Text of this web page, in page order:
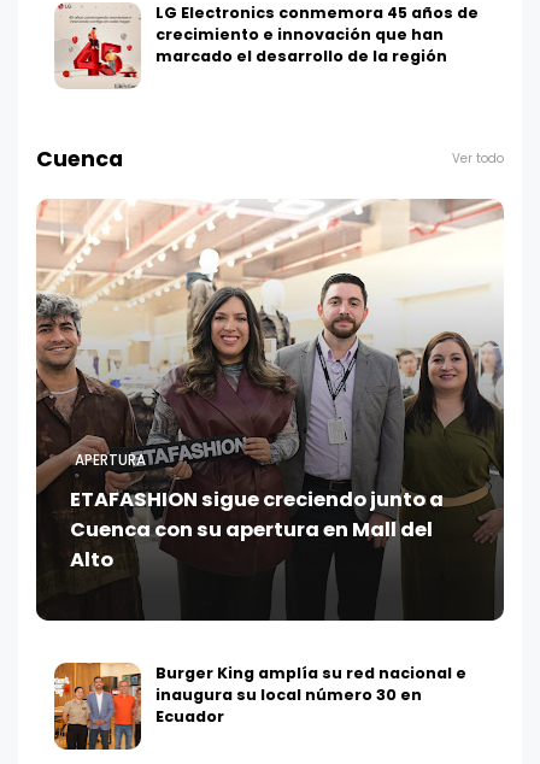
LG Electronics conmemora 45 años de
crecimiento e innovación que han
marcado el desarrollo de la región
Cuenca Ver todo
APERTURA
ETAFASHION sigue creciendo junto a
Cuenca con su apertura en Mall del
Alto
Burger King amplía su red nacional e
inaugura su local número 30 en
Ecuador